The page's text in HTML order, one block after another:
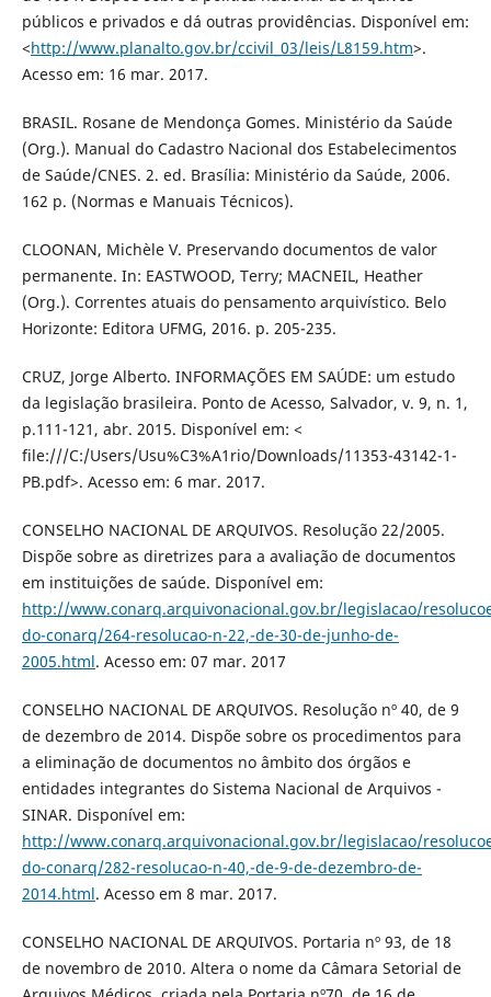
públicos e privados e dá outras providências. Disponível em:
<http://www.planalto.gov.br/ccivil_03/leis/L8159.htm>.
Acesso em: 16 mar. 2017.
BRASIL. Rosane de Mendonça Gomes. Ministério da Saúde
(Org.). Manual do Cadastro Nacional dos Estabelecimentos
de Saúde/CNES. 2. ed. Brasília: Ministério da Saúde, 2006.
162 p. (Normas e Manuais Técnicos).
CLOONAN, Michèle V. Preservando documentos de valor
permanente. In: EASTWOOD, Terry; MACNEIL, Heather
(Org.). Correntes atuais do pensamento arquivístico. Belo
Horizonte: Editora UFMG, 2016. p. 205-235.
CRUZ, Jorge Alberto. INFORMAÇÕES EM SAÚDE: um estudo
da legislação brasileira. Ponto de Acesso, Salvador, v. 9, n. 1,
p.111-121, abr. 2015. Disponível em: <
file:///C:/Users/Usu%C3%A1rio/Downloads/11353-43142-1-
PB.pdf>. Acesso em: 6 mar. 2017.
CONSELHO NACIONAL DE ARQUIVOS. Resolução 22/2005.
Dispõe sobre as diretrizes para a avaliação de documentos
em instituições de saúde. Disponível em:
http://www.conarq.arquivonacional.gov.br/legislacao/
do-conarq/264-resolucao-n-22,-de-30-de-junho-de-
2005.html. Acesso em: 07 mar. 2017
CONSELHO NACIONAL DE ARQUIVOS. Resolução nº 40, de 9
de dezembro de 2014. Dispõe sobre os procedimentos para
a eliminação de documentos no âmbito dos órgãos e
entidades integrantes do Sistema Nacional de Arquivos -
SINAR. Disponível em:
http://www.conarq.arquivonacional.gov.br/legislacao/
do-conarq/282-resolucao-n-40,-de-9-de-dezembro-de-
2014.html. Acesso em 8 mar. 2017.
CONSELHO NACIONAL DE ARQUIVOS. Portaria nº 93, de 18
de novembro de 2010. Altera o nome da Câmara Setorial de